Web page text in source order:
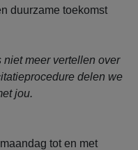
duurzame toekomst
meer vertellen over
delen we
jou.
tot en met